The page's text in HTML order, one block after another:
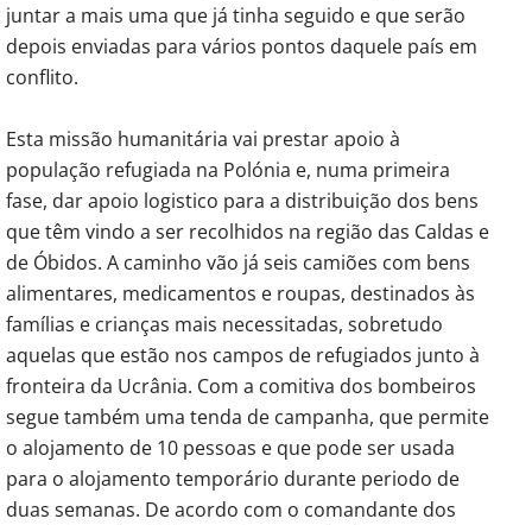
juntar a mais uma que já tinha seguido e que serão
depois enviadas para vários pontos daquele país em
conflito.
Esta missão humanitária vai prestar apoio à
população refugiada na Polónia e, numa primeira
fase, dar apoio logistico para a distribuição dos bens
que têm vindo a ser recolhidos na região das Caldas e
de Óbidos. A caminho vão já seis camiões com bens
alimentares, medicamentos e roupas, destinados às
famílias e crianças mais necessitadas, sobretudo
aquelas que estão nos campos de refugiados junto à
fronteira da Ucrânia. Com a comitiva dos bombeiros
segue também uma tenda de campanha, que permite
o alojamento de 10 pessoas e que pode ser usada
para o alojamento temporário durante periodo de
duas semanas. De acordo com o comandante dos